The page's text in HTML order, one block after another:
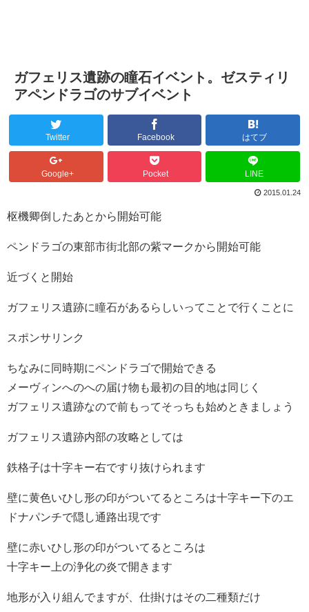
ガフェリス遺跡の瞳石イベント。ゼスティリ
アペンドラゴのサブイベント
Twitter Facebook はてブ
Google+ Pocket LINE
2015.01.24
枢機卿倒したあとから開始可能
ペンドラゴの東部市街北部の紫マークから開始可能
近づくと開始
ガフェリス遺跡に瞳石があるらしいってことで行くことに
スポンサリンク
ちなみに同時期にペンドラゴで開始できる
メーヴィンへのへの届け物も最初の目的地は同じく
ガフェリス遺跡なので前もってそっちも始めときましょう
ガフェリス遺跡内部の攻略としては
鉄格子は十字キー右ですり抜けられます
壁に黄色いひし形の印がついてるところは十字キー下のエ
ドナパンチで隠し通路出現です
壁に赤いひし形の印がついてるところは
十字キー上の浄化の炎で開きます
地形が入り組んでますが、仕掛けはその二種類だけ